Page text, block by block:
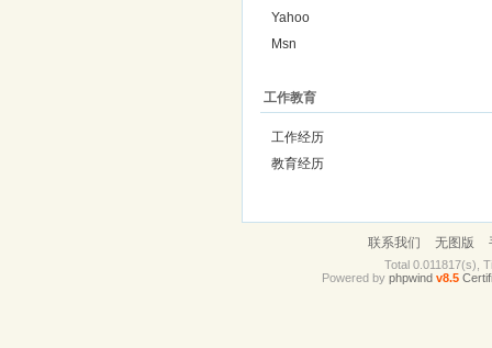
Yahoo
Msn
工作教育
工作经历
教育经历
联系我们 无图版
Total 0.011817(s),
Powered by phpwind v8.5